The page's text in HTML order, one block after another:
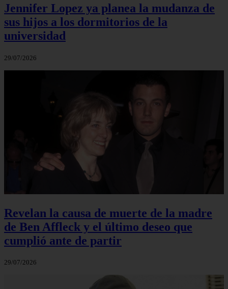
Jennifer Lopez ya planea la mudanza de
sus hijos a los dormitorios de la
universidad
29/07/2026
Revelan la causa de muerte de la madre
de Ben Affleck y el último deseo que
cumplió ante de partir
29/07/2026